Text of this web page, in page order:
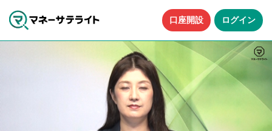
口座開設 ログイン